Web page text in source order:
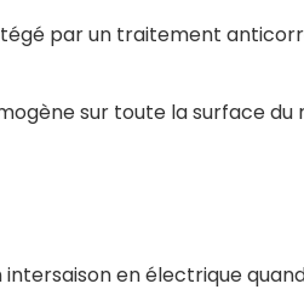
par un traitement
sur toute la surface du
en électrique